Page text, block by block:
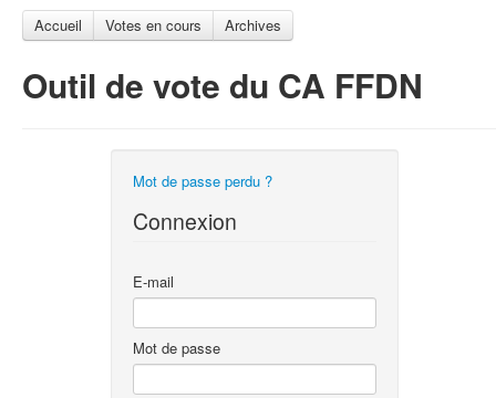
Accueil Votes en cours Archives
Outil de vote du CA FFDN
Mot de passe perdu ?
Connexion
E-mail
Mot de passe